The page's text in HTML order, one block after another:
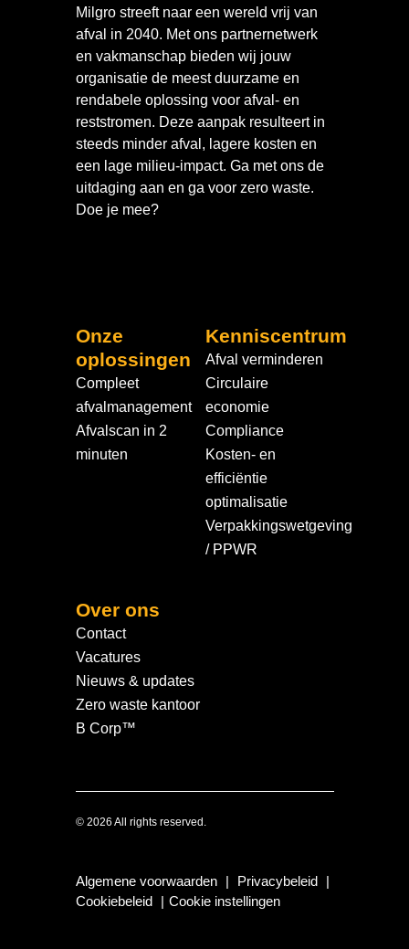
Milgro streeft naar een wereld vrij van
afval in 2040. Met ons partnernetwerk
en vakmanschap bieden wij jouw
organisatie de meest duurzame en
rendabele oplossing voor afval- en
reststromen. Deze aanpak resulteert in
steeds minder afval, lagere kosten en
een lage milieu-impact. Ga met ons de
uitdaging aan en ga voor zero waste.
Doe je mee?
Onze
oplossingen
Compleet
afvalmanagement
Afvalscan in 2
minuten
Kenniscentrum
Afval verminderen
Circulaire
economie
Compliance
Kosten- en
efficiëntie
optimalisatie
Verpakkingswetgeving
/ PPWR
Over ons
Contact
Vacatures
Nieuws & updates
Zero waste kantoor
B Corp™
© 2026 All rights reserved.
Algemene voorwaarden Privacybeleid
Cookiebeleid
Cookie instellingen